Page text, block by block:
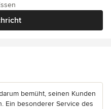
bemüht, seinen Kunden
Ein besonderer Service des